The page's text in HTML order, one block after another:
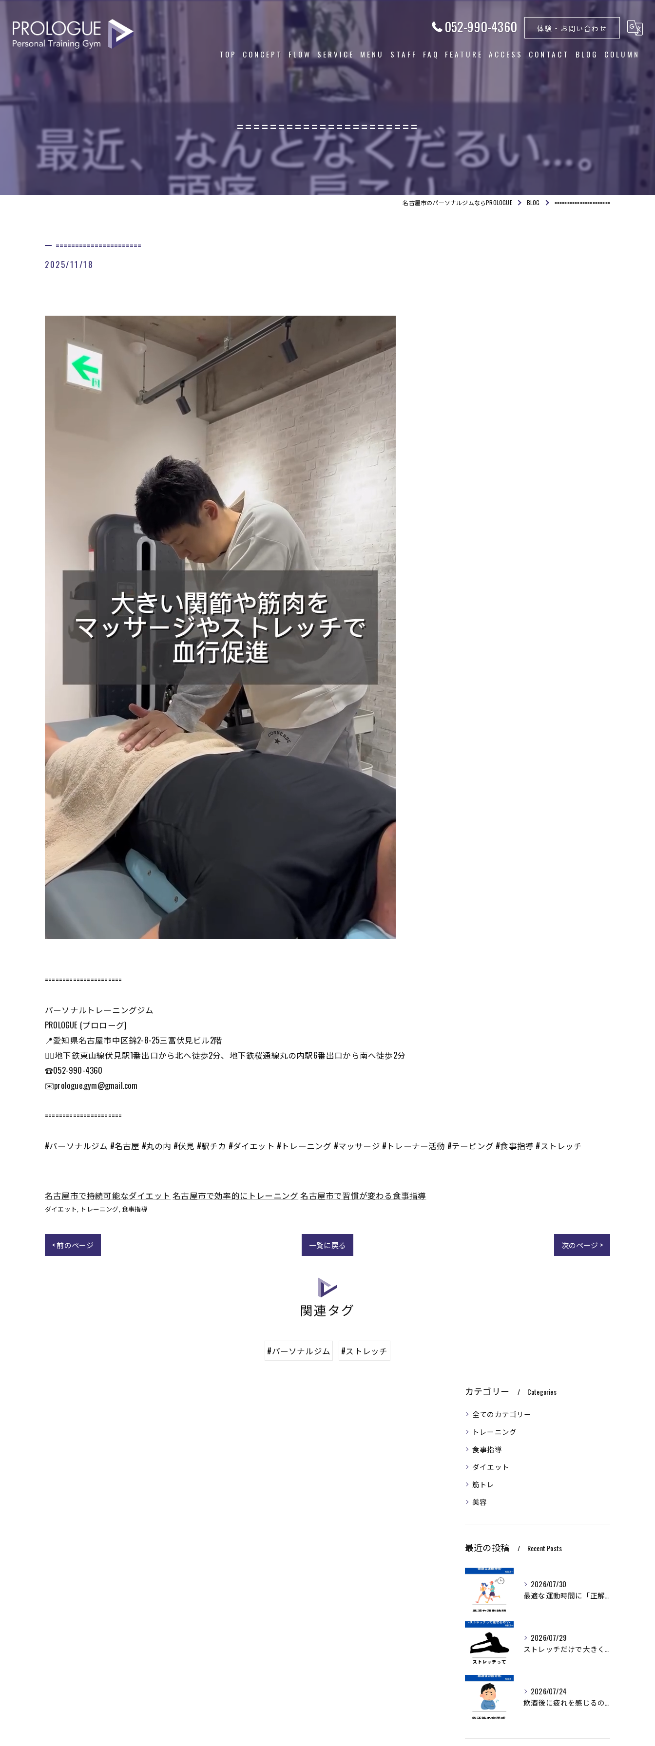
052-990-4360 体験・お問い合わせ
TOP CONCEPT FLOW SERVICE MENU STAFF FAQ FEATURE
ダイエット
筋トレ
ACCESS CONTACT BLOG COLUMN
======================
名古屋市のパーソナルジムならPROLOGUE BLOG ======================
======================
2025/11/18
======================
パーソナルトレーニングジム
PROLOGUE (プロローグ)
📍愛知県名古屋市中区錦2-8-25三富伏見ビル2階
🏃‍♂️地下鉄東山線伏見駅1番出口から北へ徒歩2分、地下鉄桜通線丸の内駅6番出口から南へ徒歩2分
☎️052-990-4360
✉️prologue.gym@gmail.com
======================
#パーソナルジム #名古屋 #丸の内 #伏見 #駅チカ #ダイエット #トレーニング #マッサージ #トレーナー活動 #テーピング #食事指導 #ストレッチ
名古屋市で持続可能なダイエット 名古屋市で効率的にトレーニング 名古屋市で習慣が変わる食事指導
ダイエット トレーニング 食事指導
< 前のページ 一覧に戻る 次のページ >
関連タグ
#パーソナルジム #ストレッチ
カテゴリー Categories
全てのカテゴリー
トレーニング
食事指導
ダイエット
筋トレ
美容
最近の投稿 Recent Posts
2026/07/30
最適な運動時間に「正解」はありません。
2026/07/29
ストレッチだけで大きく痩せることは難しいですが、ダイエットを...
2026/07/24
飲酒後に疲れを感じるのは、アルコールの分解に多くのエネルギー...